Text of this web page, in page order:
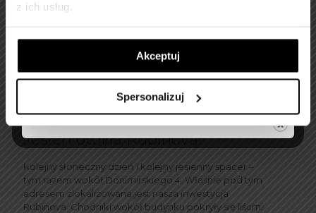
z ich usług.
Akceptuj
Spersonalizuj
Jesień otuliła Rubinovą!
Kolejny słoneczny dzień i kolejny jesienny spacer –
tym razem wokół Donimirskiego 4. Właśnie pod tym
adresem zlokalizowana jest nasza inwestycja
Rubinova. Chodniki wokół budynku pokryły się liścmi